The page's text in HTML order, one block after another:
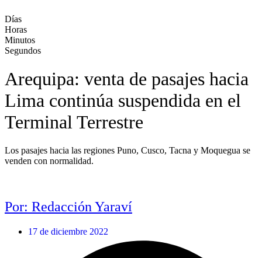
Días
Horas
Minutos
Segundos
Arequipa: venta de pasajes hacia
Lima continúa suspendida en el
Terminal Terrestre
Los pasajes hacia las regiones Puno, Cusco, Tacna y Moquegua se
venden con normalidad.
Por: Redacción Yaraví
17 de diciembre 2022